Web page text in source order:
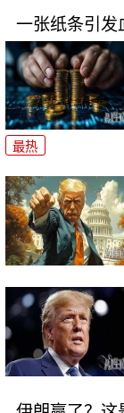
一张纸条引发
最热